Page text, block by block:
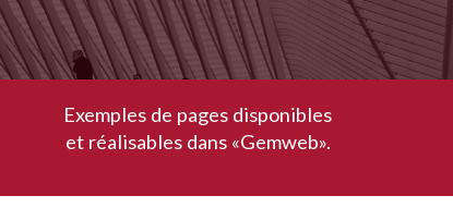
Exemples de pages disponibles
et réalisables dans «Gemweb».